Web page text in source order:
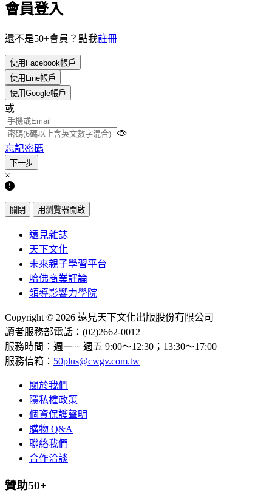
會員登入
還不是50+會員？點我註冊
使用Facebook帳戶
使用Line帳戶
使用Google帳戶
或
忘記密碼
×
關閉 用瀏覽器開啟
遠見雜誌
天下文化
未來親子學習平台
哈佛商業評論
領導影響力學院
Copyright © 2026 遠見天下文化出版股份有限公司
讀者服務部電話：(02)2662-0012
服務時間：週一 ~ 週五 9:00～12:30；13:30～17:00
服務信箱： 50plus@cwgv.com.tw
關於我們
隱私權政策
個資保護聲明
購物 Q&A
聯絡我們
合作洽談
贊助50+